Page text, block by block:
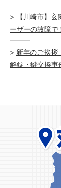
【川崎市】
ーザーの故障で
新年のご挨拶
解錠・鍵交換事